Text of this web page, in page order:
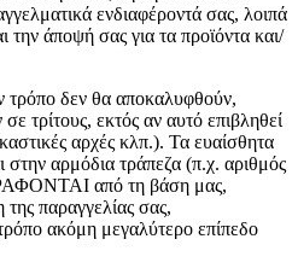
ενδιαφέροντά σας, λοιπά
την άποψή σας για τα προϊόντα και/
τρόπο δεν θα αποκαλυφθούν,
τρίτους, εκτός αν αυτό επιβληθεί
αρχές κλπ.). Τα ευαίσθητα
στην αρμόδια τράπεζα (π.χ. αριθμός
από τη βάση μας,
παραγγελίας σας,
ακόμη μεγαλύτερο επίπεδο